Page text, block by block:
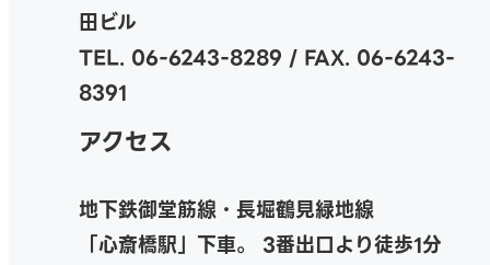
田ビル
TEL. 06-6243-8289 / FAX. 06-6243-
8391
アクセス
地下鉄御堂筋線・長堀鶴見緑地線
「心斎橋駅」下車。
3番出口より徒歩1分